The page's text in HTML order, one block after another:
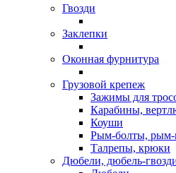
Гвозди
Заклепки
Оконная фурнитура
Грузовой крепеж
Зажимы для
Карабины,
Коуши
Рым-болты, рым-
Талрепы, крюки
Дюбели, дюбель-